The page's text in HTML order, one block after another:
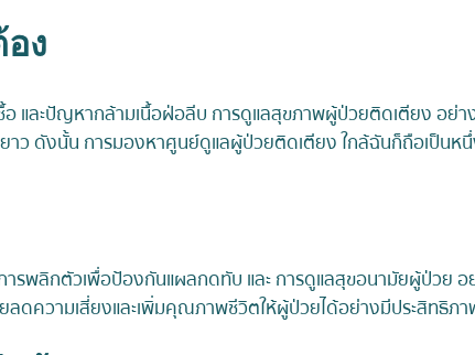
ง
ละปัญหากล้ามเนื้อฝ่อลีบ การดูแลสุขภาพผู้ป่วยติดเตียง อย่
ว ดังนั้น การมองหาศูนย์ดูแลผู้ป่วยติดเตียง ใกล้ฉันก็ถือเป็นห
พลิกตัวเพื่อป้องกันแผลกดทับ และ การดูแลสุขอนามัยผู้ป่วย อ
ดความเสี่ยงและเพิ่มคุณภาพชีวิตให้ผู้ป่วยได้อย่างมีประสิทธิภ